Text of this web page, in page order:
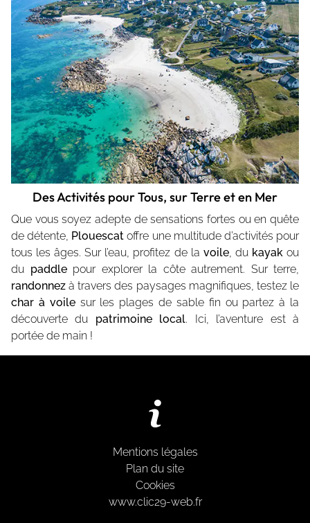
Des Activités pour Tous, sur Terre et en Mer
Que vous soyez adepte de sensations fortes ou en quête
de détente, Plouescat offre une multitude d’activités pour
tous les âges. Sur l’eau, profitez de la voile, du kayakou
du paddlepour explorer la côte autrement. Sur terre,
randonnez à travers des paysages magnifiques, testez le
char à voilesur les plages de sable fin ou partez à la
découverte du patrimoine local. Ici, l’aventure est à
portée de main !
Mentions légales
Plan du site
Cookies
www.clic29-web.fr